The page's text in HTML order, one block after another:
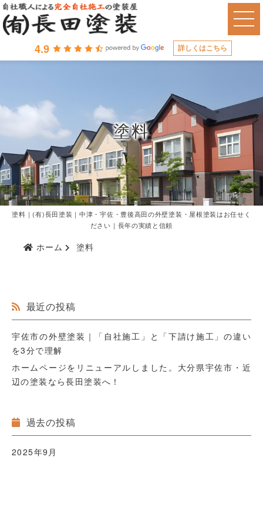
4.9 詳しくはこちら
塗料
塗料｜(有)長田塗装｜中津・宇佐・豊後高田の外壁塗装・屋根塗装はお任せく
ださい｜長年の実績と信頼
ホーム 塗料
最近の投稿
宇佐市の外壁塗装｜「自社施工」と「下請け施工」の違い
を3分で理解
ホームページをリニューアルしました。大分県宇佐市・近
辺の塗装なら長田塗装へ！
過去の投稿
2025年9月